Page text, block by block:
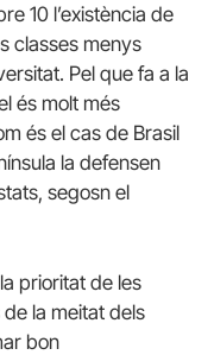
10 l’existència de
classes menys
Pel que fa a la
és molt més
és el cas de Brasil
la defensen
segosn el
prioritat de les
la meitat dels
bon